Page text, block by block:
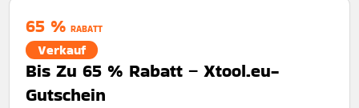
65 % RABATT
Verkauf
Bis Zu 65 % Rabatt – Xtool.eu-
Gutschein